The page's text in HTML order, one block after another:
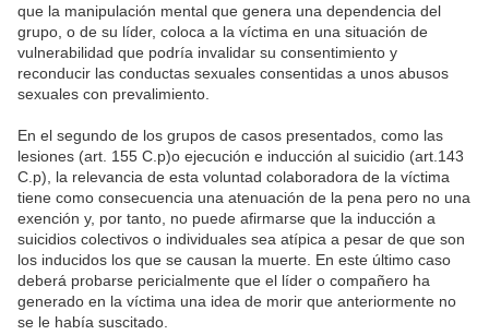
que la manipulación mental que genera una dependencia del
grupo, o de su líder, coloca a la víctima en una situación de
vulnerabilidad que podría invalidar su consentimiento y
reconducir las conductas sexuales consentidas a unos abusos
sexuales con prevalimiento.
En el segundo de los grupos de casos presentados, como las
lesiones (art. 155 C.p)o ejecución e inducción al suicidio (art.143
C.p), la relevancia de esta voluntad colaboradora de la víctima
tiene como consecuencia una atenuación de la pena pero no una
exención y, por tanto, no puede afirmarse que la inducción a
suicidios colectivos o individuales sea atípica a pesar de que son
los inducidos los que se causan la muerte. En este último caso
deberá probarse pericialmente que el líder o compañero ha
generado en la víctima una idea de morir que anteriormente no
se le había suscitado.